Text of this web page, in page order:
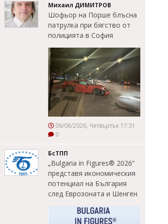
Михаил ДИМИТРОВ
Шофьор на Порше блъсна
патрулка при бягство от
полицията в София
06/08/2026, Четвъртък 17:31
0
БсТПП
„Bulgaria in Figures® 2026“
представя икономическия
потенциал на България
след Еврозоната и Шенген